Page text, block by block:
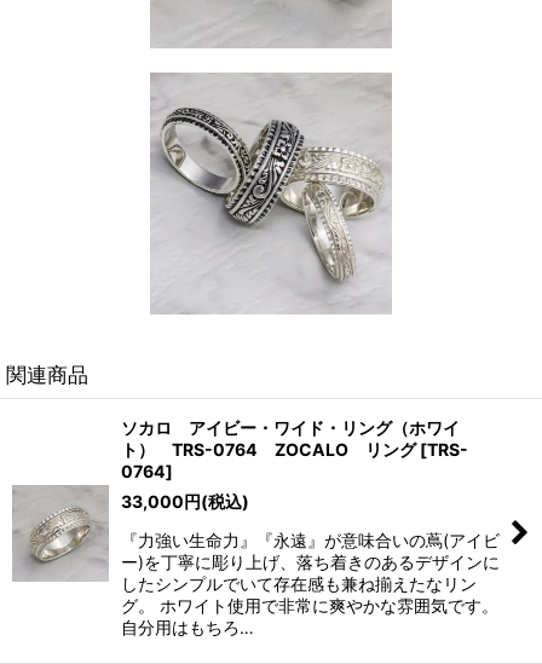
関連商品
ソカロ アイビー・ワイド・リング（ホワイ
ト） TRS-0764 ZOCALO リング [TRS-
0764]
33,000円(税込)
『力強い生命力』『永遠』が意味合いの蔦(アイビ
ー)を丁寧に彫り上げ、落ち着きのあるデザインに
したシンプルでいて存在感も兼ね揃えたなリン
グ。 ホワイト使用で非常に爽やかな雰囲気です。
自分用はもちろ…